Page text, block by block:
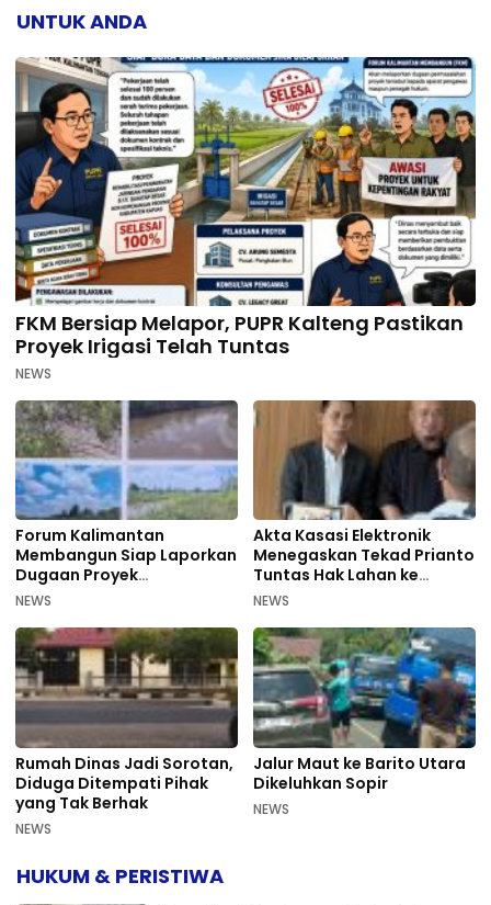
UNTUK ANDA
FKM Bersiap Melapor, PUPR Kalteng Pastikan
Proyek Irigasi Telah Tuntas
NEWS
Forum Kalimantan
Membangun Siap Laporkan
Dugaan Proyek
Bermasalah PUPR Kalteng
NEWS
Akta Kasasi Elektronik
Menegaskan Tekad Prianto
Tuntas Hak Lahan ke
Mahkamah Agung
NEWS
Rumah Dinas Jadi Sorotan,
Diduga Ditempati Pihak
yang Tak Berhak
NEWS
Jalur Maut ke Barito Utara
Dikeluhkan Sopir
NEWS
HUKUM & PERISTIWA